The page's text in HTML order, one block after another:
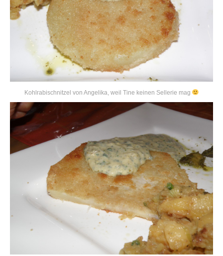
Kohlrabischnitzel von Angelika, weil Tine keinen Sellerie mag